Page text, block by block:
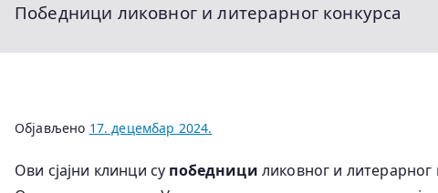
Победници ликовног и литерарног конкурса
Објављено 17. децембар 2024.
Ови сјајни клинци су победници ликовног и